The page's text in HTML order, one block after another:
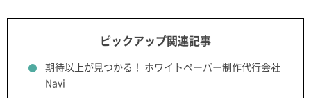
ピックアップ関連記事
期待以上が見つかる！ ホワイトペーパー制作代行会社
Navi